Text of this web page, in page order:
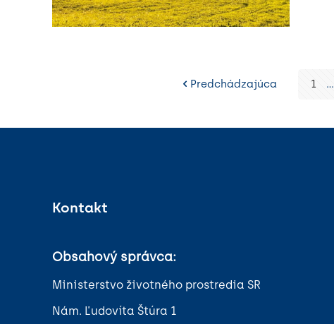
Predchádzajúca 1 ...
Kontakt
Obsahový správca:
Ministerstvo životného prostredia SR
Nám. Ľudovíta Štúra 1